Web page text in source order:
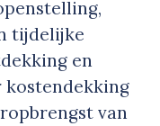
tijdelijke
en
kostendekking
van